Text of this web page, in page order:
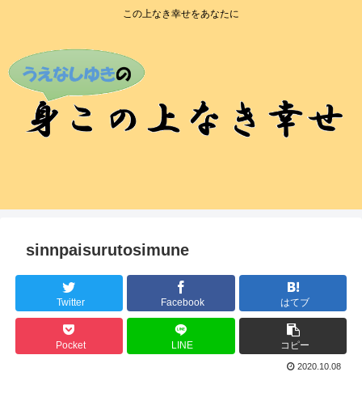
この上なき幸せをあなたに
sinnpaisurutosimune
Twitter Facebook はてブ
Pocket LINE コピー
2020.10.08